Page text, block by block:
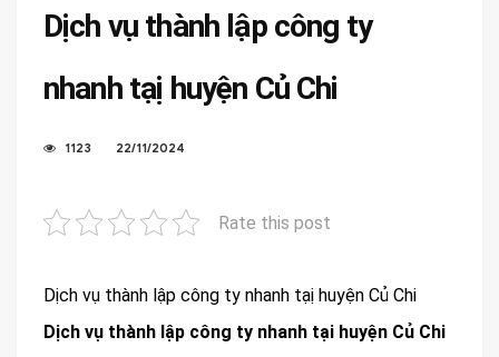
Dịch vụ thành lập công ty
nhanh tạị huyện Củ Chi
1123 22/11/2024
Rate this post
Dịch vụ thành lập công ty nhanh tạị huyện Củ Chi
Dịch vụ thành lập công ty nhanh tại huyện Củ Chi